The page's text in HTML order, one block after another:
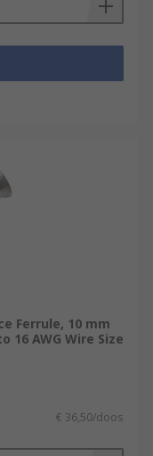
Ferrule, 10 mm
16 AWG Wire Size
€ 36,50/doos